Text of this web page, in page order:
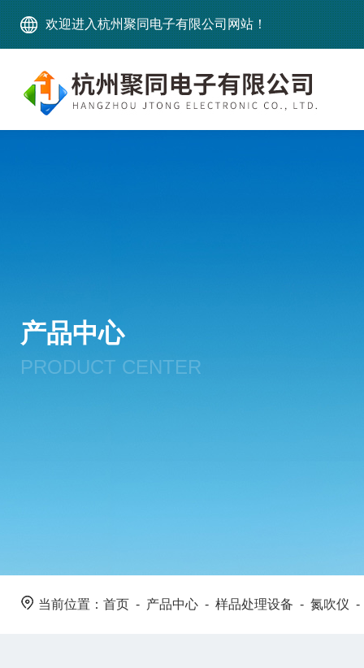
欢迎进入杭州聚同电子有限公司网站！
产品中心
PRODUCT CENTER
当前位置： 首页 - 产品中心 - 样品处理设备 - 氮吹仪